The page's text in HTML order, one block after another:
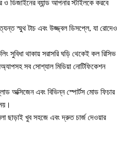
ডিজাইনের ব্যান্ড আপনার স্টাইলকে করবে
স্মুথ টাচ এবং উজ্জ্বল ডিসপ্লে, যা রোদেও
সুবিধা থাকায় সরাসরি ঘড়ি থেকেই কল রিসিভ
সব সোশ্যাল মিডিয়া নোটিফিকেশন
অক্সিজেন এবং বিভিন্ন স্পোর্টস মোড ফিচার
ছাড়াই খুব সহজে এবং দ্রুত চার্জ দেওয়ার